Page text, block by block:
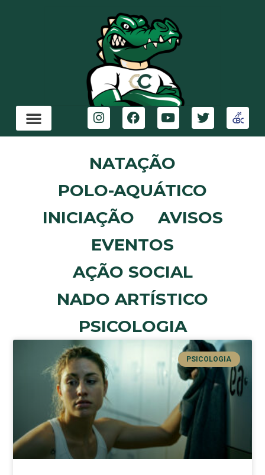
NATAÇÃO
POLO-AQUÁTICO
INICIAÇÃO
AVISOS
EVENTOS
AÇÃO SOCIAL
NADO ARTÍSTICO
PSICOLOGIA
PSICOLOGIA